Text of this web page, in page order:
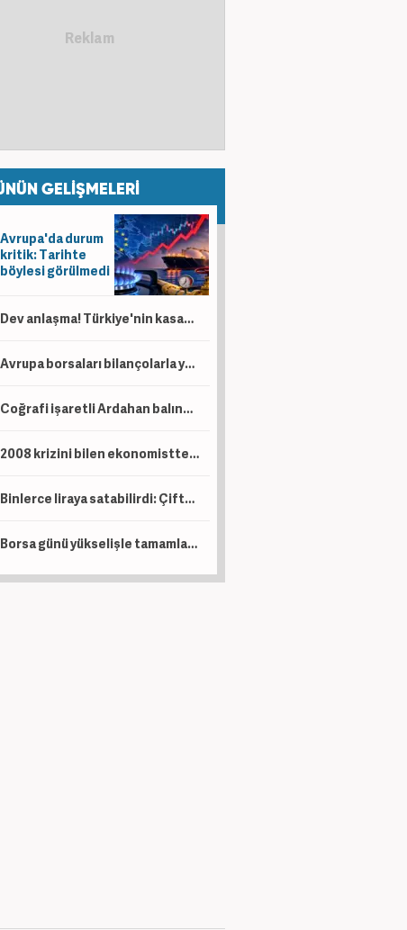
GELİŞMELERİ
Avrupa'da durum
kritik: Tarihte
böylesi görülmedi
Dev anlaşma! Türkiye'nin kasasına servet akacak! Bir ülkeden daha petrol sürprizi
Avrupa borsaları bilançolarla yükseldi! İngiltere negatif ayrıştı
Coğrafi işaretli Ardahan balında hasat başladı!
2008 krizini bilen ekonomistten kritik uyarı! Çöküş kapıda
Binlerce liraya satabilirdi: Çiftçi ürünlerini ücretsiz dağıttı!
Borsa günü yükselişle tamamladı! En çok kazandıran belli oldu